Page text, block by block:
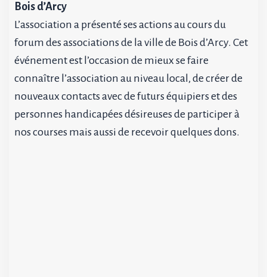
Bois d’Arcy
L’association a présenté ses actions au cours du
forum des associations de la ville de Bois d’Arcy. Cet
événement est l’occasion de mieux se faire
connaître l’association au niveau local, de créer de
nouveaux contacts avec de futurs équipiers et des
personnes handicapées désireuses de participer à
nos courses mais aussi de recevoir quelques dons.